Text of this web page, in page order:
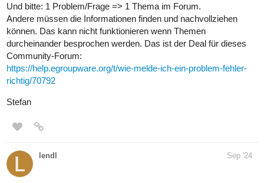
Und bitte: 1 Problem/Frage => 1 Thema im Forum.
Andere müssen die Informationen finden und nachvollziehen
können. Das kann nicht funktionieren wenn Themen
durcheinander besprochen werden. Das ist der Deal für dieses
Community-Forum:
https://help.egroupware.org/t/wie-melde-ich-ein-problem-fehler-
richtig/70792
Stefan
lendl Sep '24